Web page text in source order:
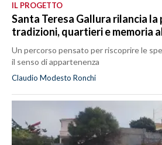
IL PROGETTO
Santa Teresa Gallura rilancia
tradizioni, quartieri e memoria
Un percorso pensato per riscoprire le
il senso di appartenenza
Claudio Modesto Ronchi